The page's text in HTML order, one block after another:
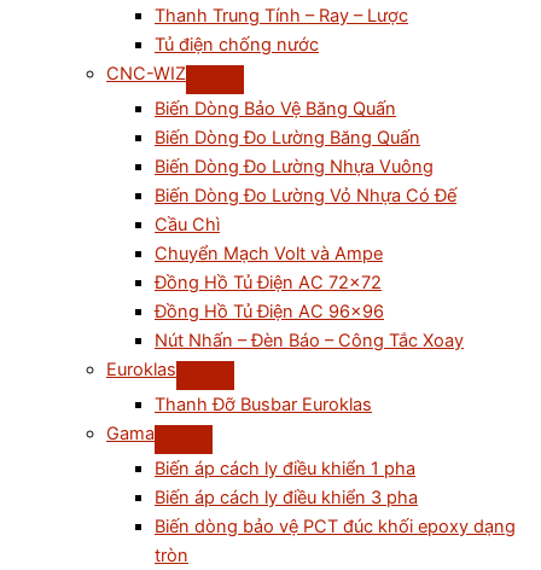
Thanh Trung Tính – Ray – Lược
Tủ điện chống nước
CNC-WIZ
Biến Dòng Bảo Vệ Băng Quấn
Biến Dòng Đo Lường Băng Quấn
Biến Dòng Đo Lường Nhựa Vuông
Biến Dòng Đo Lường Vỏ Nhựa Có Đế
Cầu Chì
Chuyển Mạch Volt và Ampe
Đồng Hồ Tủ Điện AC 72×72
Đồng Hồ Tủ Điện AC 96×96
Nút Nhấn – Đèn Báo – Công Tắc Xoay
Euroklas
Thanh Đỡ Busbar Euroklas
Gama
Biến áp cách ly điều khiển 1 pha
Biến áp cách ly điều khiển 3 pha
Biến dòng bảo vệ PCT đúc khối epoxy dạng
tròn